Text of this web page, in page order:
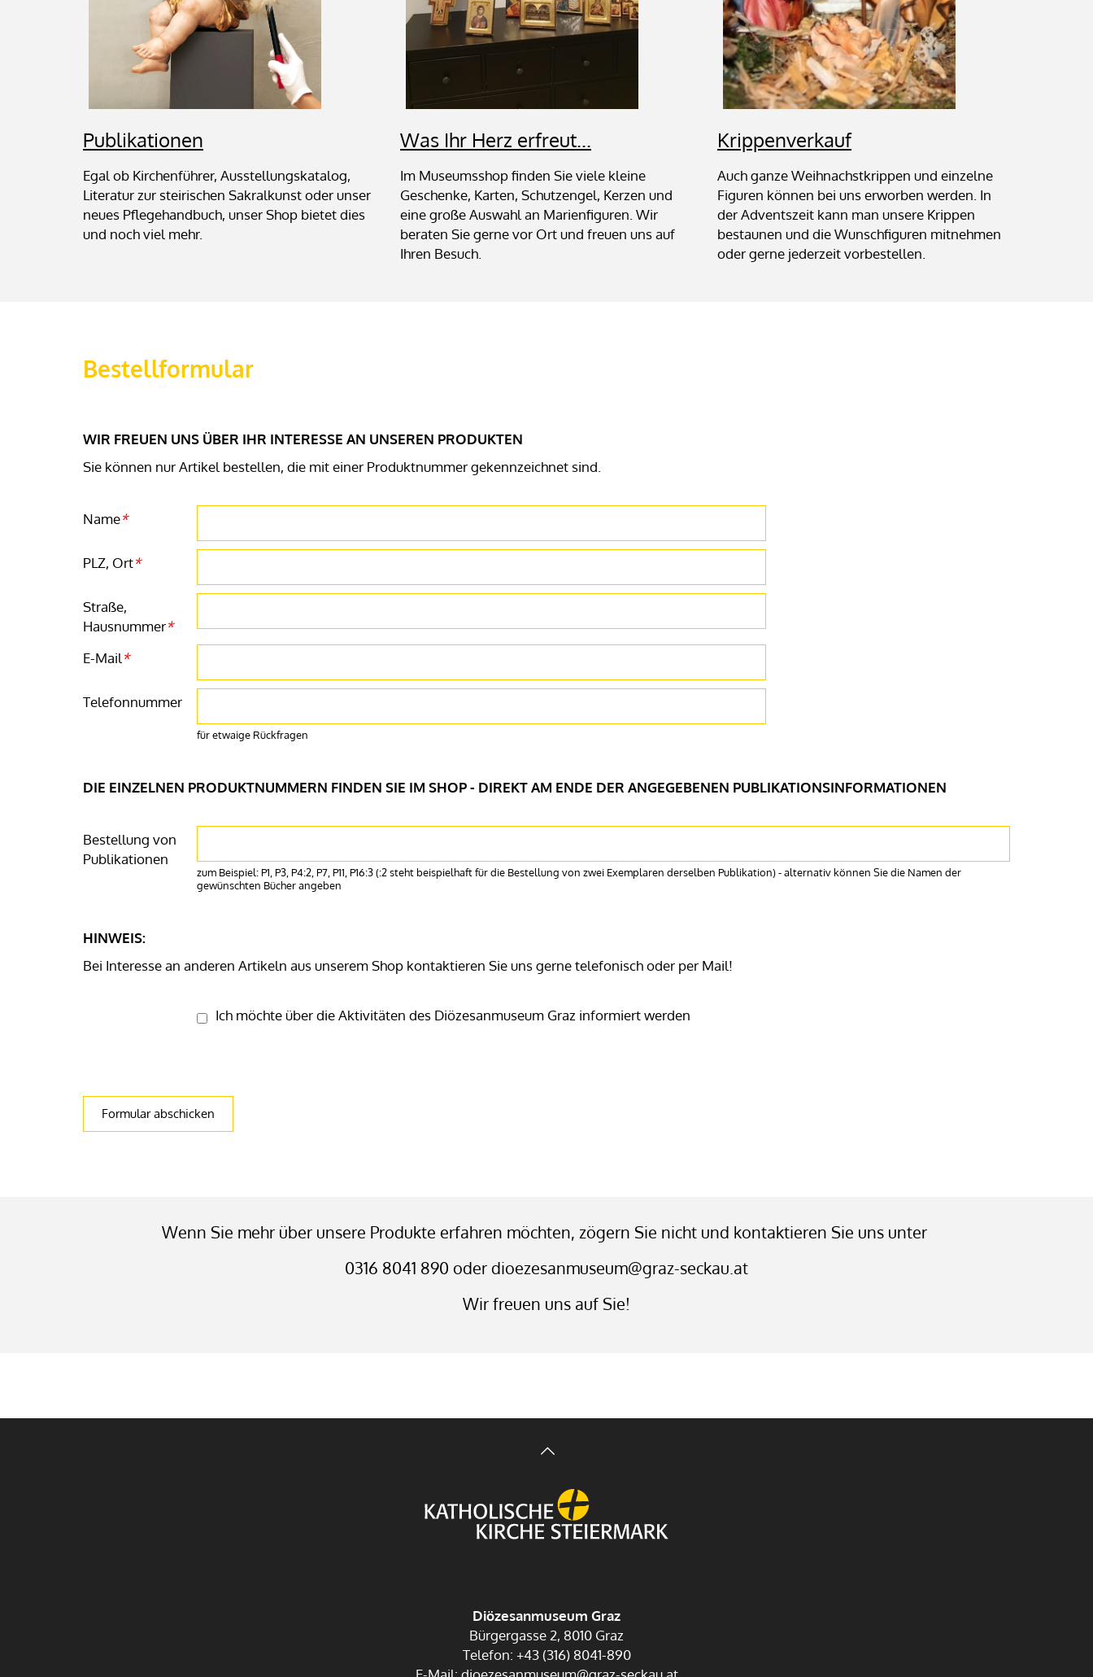
Publikationen
Egal ob Kirchenführer, Ausstellungskatalog,
Literatur zur steirischen Sakralkunst oder unser
neues Pflegehandbuch, unser Shop bietet dies
und noch viel mehr.
Was Ihr Herz erfreut...
Im Museumsshop finden Sie viele kleine
Geschenke, Karten, Schutzengel, Kerzen und
eine große Auswahl an Marienfiguren. Wir
beraten Sie gerne vor Ort und freuen uns auf
Ihren Besuch.
Krippenverkauf
Auch ganze Weihnachstkrippen und einzelne
Figuren können bei uns erworben werden. In
der Adventszeit kann man unsere Krippen
bestaunen und die Wunschfiguren mitnehmen
oder gerne jederzeit vorbestellen.
Tracking ID
Reference
Bestellformular
WIR FREUEN UNS ÜBER IHR INTERESSE AN UNSEREN PRODUKTEN
Sie können nur Artikel bestellen, die mit einer Produktnummer gekennzeichnet sind.
Name*
PLZ, Ort*
Straße,
Hausnummer*
E-Mail *
Telefonnummer
für etwaige Rückfragen
DIE EINZELNEN PRODUKTNUMMERN FINDEN SIE IM SHOP - DIREKT AM ENDE DER ANGEGEBENEN PUBLIKATIONSINFORMATIONEN
Bestellung von
Publikationen
zum Beispiel: P1, P3, P4:2, P7, P11, P16:3 (:2 steht beispielhaft für die Bestellung von zwei Exemplaren derselben Publikation) - alternativ können Sie die Namen der
gewünschten Bücher angeben
HINWEIS:
Bei Interesse an anderen Artikeln aus unserem Shop kontaktieren Sie uns gerne telefonisch oder per Mail!
Ich möchte über die Aktivitäten des Diözesanmuseum Graz informiert werden
Wenn Sie mehr über unsere Produkte erfahren möchten, zögern Sie nicht und kontaktieren Sie uns unter
0316 8041 890 oder dioezesanmuseum@graz-seckau.at
Wir freuen uns auf Sie!
Diözesanmuseum Graz
Bürgergasse 2, 8010 Graz
Telefon: +43 (316) 8041-890